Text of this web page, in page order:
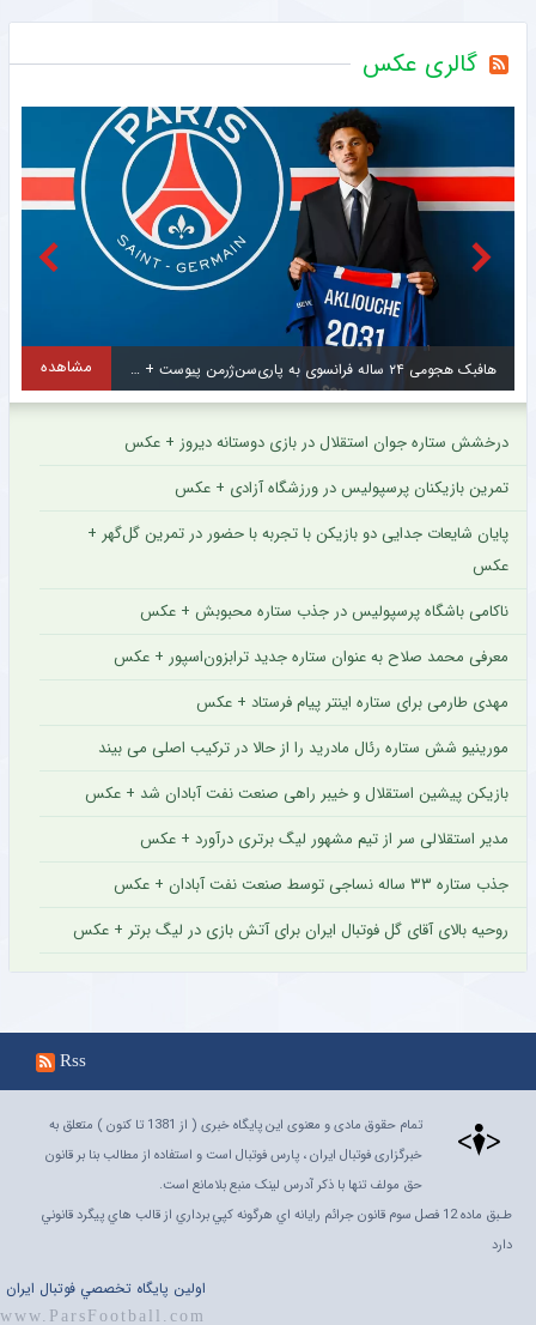
گالری عکس
هافبک هجومی ۲۴ ساله فرانسوی به پاری‌سن‌ژرمن پیوست + عکس مشاهده
درخشش ستاره جوان استقلال در بازی دوستانه دیروز + عکس
تمرین بازیکنان پرسپولیس در ورزشگاه آزادی + عکس
پایان شایعات جدایی دو بازیکن با تجربه با حضور در تمرین گل‌گهر +
عکس
ناکامی باشگاه پرسپولیس در جذب ستاره محبوبش + عکس
معرفی محمد صلاح به عنوان ستاره جدید ترابزون‌اسپور + عکس
مهدی طارمی برای ستاره اینتر پیام فرستاد + عکس
مورینیو شش ستاره رئال مادرید را از حالا در ترکیب اصلی می بیند
بازیکن پیشین استقلال و خیبر راهی صنعت نفت آبادان شد + عکس
مدیر استقلالی سر از تیم مشهور لیگ برتری درآورد + عکس
جذب ستاره ۳۳ ساله نساجی توسط صنعت نفت آبادان + عکس
روحیه بالای آقای گل فوتبال ایران برای آتش بازی در لیگ برتر + عکس
Rss
تمام حقوق مادی و معنوی این پایگاه خبری ( از 1381 تا کنون ) متعلق به
خبرگزاری فوتبال ایران ، پارس فوتبال است و استفاده از مطالب بنا بر قانون
حق مولف تنها با ذکر آدرس لینک منبع بلامانع است.
طـبق ماده 12 فصل سوم قانون جرائم رايانه اي هرگونه کپي برداري از قالب هاي پيگرد قانوني
دارد
اولين پايگاه تخصصي فوتبال ايران
www.ParsFootball.com